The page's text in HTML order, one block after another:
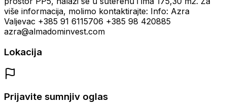
više informacija, molimo kontaktirajte: Info: Azra
Valjevac +385 91 6115706 +385 98 420885
azra@almadominvest.com
Lokacija
Prijavite sumnjiv oglas